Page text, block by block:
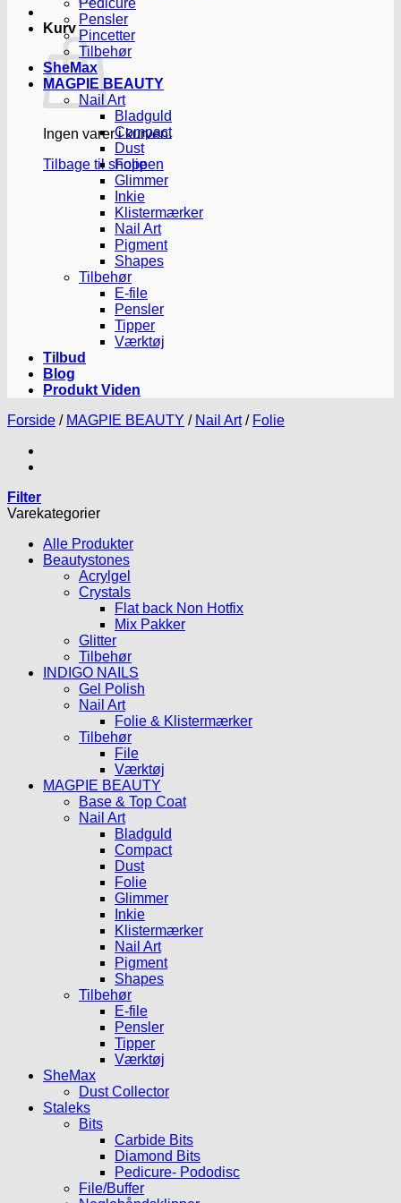
Kurv
Ingen varer i kurven.
Tilbage til shoppen
Pedicure
Pensler
Pincetter
Tilbehør
SheMax
MAGPIE BEAUTY
Nail Art
Bladguld
Compact
Dust
Folie
Glimmer
Inkie
Klistermærker
Nail Art
Pigment
Shapes
Tilbehør
E-file
Pensler
Tipper
Værktøj
Tilbud
Blog
Produkt Viden
Forside / MAGPIE BEAUTY / Nail Art / Folie
Filter
Varekategorier
Alle Produkter
Beautystones
Acrylgel
Crystals
Flat back Non Hotfix
Mix Pakker
Glitter
Tilbehør
INDIGO NAILS
Gel Polish
Nail Art
Folie & Klistermærker
Tilbehør
File
Værktøj
MAGPIE BEAUTY
Base & Top Coat
Nail Art
Bladguld
Compact
Dust
Folie
Glimmer
Inkie
Klistermærker
Nail Art
Pigment
Shapes
Tilbehør
E-file
Pensler
Tipper
Værktøj
SheMax
Dust Collector
Staleks
Bits
Carbide Bits
Diamond Bits
Pedicure- Pododisc
File/Buffer